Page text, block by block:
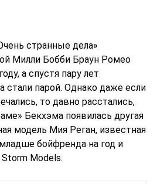
странные дела»
Милли Бобби Браун Ромео
а спустя пару лет
стали парой. Однако даже если
то давно расстались,
Бекхэма появилась другая
модель Мия Реган, известная
бойфренда на год и
Models.